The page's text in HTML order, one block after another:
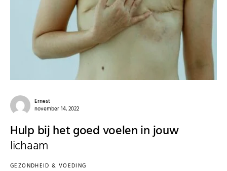
Ernest
november 14, 2022
Hulp bij het goed voelen in jouw
lichaam
GEZONDHEID & VOEDING